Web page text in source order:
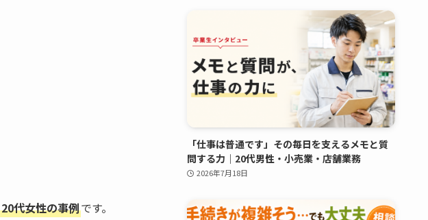
20代女性の事例です。
「仕事は普通です」その毎日を支えるメモと質
問する力｜20代男性・小売業・店舗業務
2026年7月18日